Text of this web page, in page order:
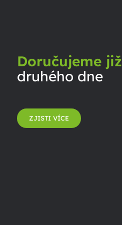
Doručujeme již
druhého dne
ZJISTI VÍCE